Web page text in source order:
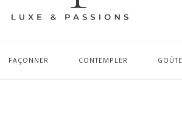
FAÇONNER CONTEMPLER